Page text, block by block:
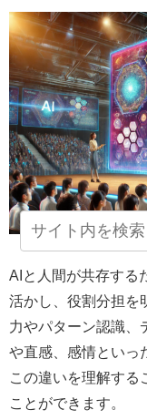
AIと人間が共存する
活かし、役割分担を
力やパターン認識、
や直感、感情といっ
この違いを理解する
ことができます。